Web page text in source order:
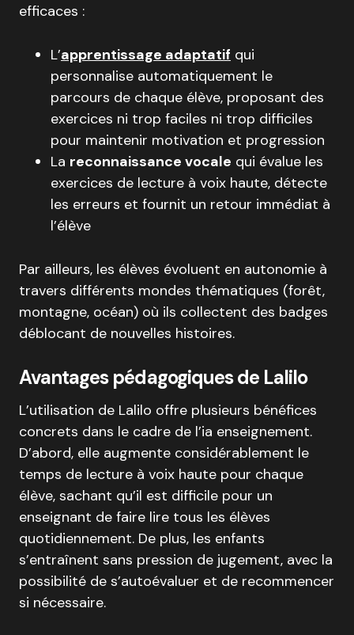
efficaces :
L’apprentissage adaptatif qui
personnalise automatiquement le
parcours de chaque élève, proposant des
exercices ni trop faciles ni trop difficiles
pour maintenir motivation et progression
La reconnaissance vocale qui évalue les
exercices de lecture à voix haute, détecte
les erreurs et fournit un retour immédiat à
l’élève
Par ailleurs, les élèves évoluent en autonomie à
travers différents mondes thématiques (forêt,
montagne, océan) où ils collectent des badges
déblocant de nouvelles histoires.
Avantages pédagogiques de Lalilo
L’utilisation de Lalilo offre plusieurs bénéfices
concrets dans le cadre de l’ia enseignement.
D’abord, elle augmente considérablement le
temps de lecture à voix haute pour chaque
élève, sachant qu’il est difficile pour un
enseignant de faire lire tous les élèves
quotidiennement. De plus, les enfants
s’entraînent sans pression de jugement, avec la
possibilité de s’autoévaluer et de recommencer
si nécessaire.